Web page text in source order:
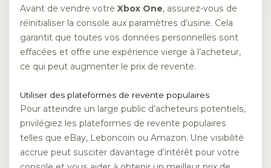
Avant de vendre votre Xbox One, assurez-vous de
réinitialiser la console aux paramètres d’usine. Cela
garantit que toutes vos données personnelles sont
effacées et offre une expérience vierge à l’acheteur,
ce qui peut augmenter le prix de revente.
Utiliser des plateformes de revente populaires
Pour atteindre un large public d’acheteurs potentiels,
privilégiez les plateformes de revente populaires
telles que eBay, Leboncoin ou Amazon. Une visibilité
accrue peut susciter davantage d’intérêt pour votre